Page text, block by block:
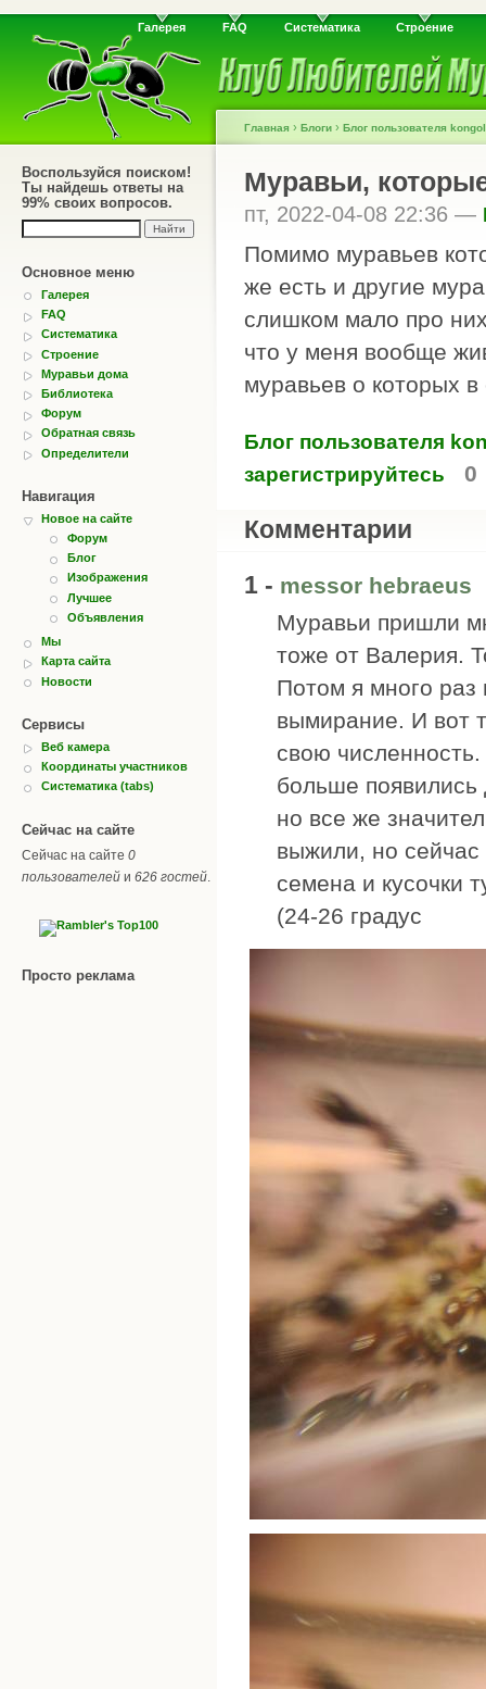
Галерея FAQ Систематика Строение
Воспользуйся поиском!
Ты найдешь ответы на
99% своих вопросов.
Основное меню
Галерея
FAQ
Систематика
Строение
Муравьи дома
Библиотека
Форум
Обратная связь
Определители
Навигация
Новое на сайте
Форум
Блог
Изображения
Лучшее
Объявления
Мы
Карта сайта
Новости
Сервисы
Веб камера
Координаты участников
Систематика (tabs)
Сейчас на сайте
Сейчас на сайте 0
пользователей и 626 гостей
Просто реклама
Главная › Блоги › Блог пользователя kongol
Муравьи,
пт, 2022-04-08 22:36 —
Помимо муравьев
же есть и другие
слишком мало про
что у меня вообще
муравьев о которых
Блог пользователя
зарегистрируйтесь
0
Комментарии
1 - messor hebraeus
Муравьи пришли
тоже от Валерия.
Потом я много
вымирание. И вот
свою
больше
но все же
выжили, но сейчас
семена и кусочки
(24-26 градус